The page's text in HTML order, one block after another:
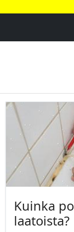
Kuinka
laatoista?